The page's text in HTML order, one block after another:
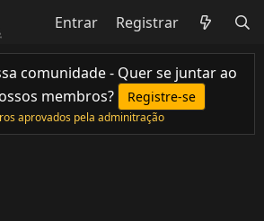
Entrar Registrar
comunidade - Quer se juntar ao
membros?
Registre-se
aprovados pela adminitração